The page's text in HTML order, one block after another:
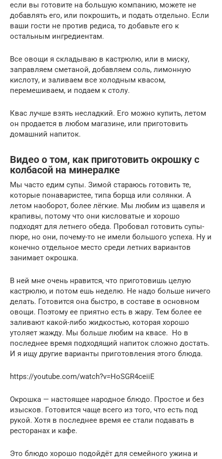
если вы готовите на большую компанию, можете не
добавлять его, или покрошить, и подать отдельно. Если
ваши гости не против редиса, то добавьте его к
остальным ингредиентам.
Все овощи я складываю в кастрюлю, или в миску,
заправляем сметаной, добавляем соль, лимонную
кислоту, и заливаем все холодным квасом,
перемешиваем, и подаем к столу.
Квас лучше взять несладкий. Его можно купить, летом
он продается в любом магазине, или приготовить
домашний напиток.
Видео о том, как приготовить окрошку с
колбасой на минералке
Мы часто едим супы. Зимой стараюсь готовить те,
которые понаваристее, типа борща или солянки. А
летом наоборот, более лёгкие. Мы любим из щавеля и
крапивы, потому что они кисловатые и хорошо
подходят для летнего обеда. Пробовал готовить супы-
пюре, но они, почему-то не имели большого успеха. Ну и
конечно отдельное место среди летних вариантов
занимает окрошка.
В ней мне очень нравится, что приготовишь целую
кастрюлю, и потом ешь неделю. Не надо больше ничего
делать. Готовится она быстро, в составе в основном
овощи. Поэтому ее приятно есть в жару. Тем более ее
заливают какой-либо жидкостью, которая хорошо
утоляет жажду. Мы больше любим на квасе. Но в
последнее время подходящий напиток сложно достать.
И я ищу другие варианты приготовления этого блюда.
https://youtube.com/watch?v=HoSGR4ceiiE
Окрошка — настоящее народное блюдо. Простое и без
изысков. Готовится чаще всего из того, что есть под
рукой. Хотя в последнее время ее стали подавать в
ресторанах и кафе.
Это блюдо хорошо подойдёт для семейного ужина и